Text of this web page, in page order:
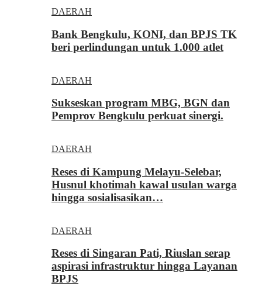
DAERAH
Bank Bengkulu, KONI, dan BPJS TK
beri perlindungan untuk 1.000 atlet
DAERAH
Sukseskan program MBG, BGN dan
Pemprov Bengkulu perkuat sinergi.
DAERAH
Reses di Kampung Melayu-Selebar,
Husnul khotimah kawal usulan warga
hingga sosialisasikan…
DAERAH
Reses di Singaran Pati, Riuslan serap
aspirasi infrastruktur hingga Layanan
BPJS